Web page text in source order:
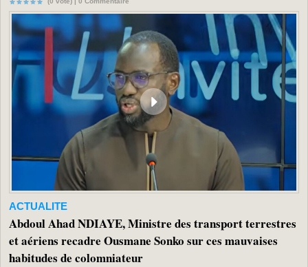
ACTUALITE
Abdoul Ahad NDIAYE, Ministre des transport terrestres
et aériens recadre Ousmane Sonko sur ces mauvaises
habitudes de colomniateur